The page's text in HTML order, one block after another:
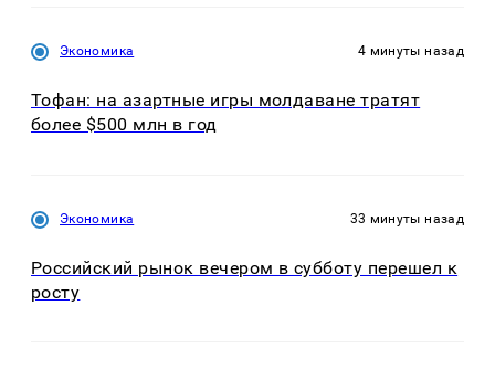
Экономика 4 минуты назад
Тофан: на азартные игры молдаване тратят
более $500 млн в год
Экономика 33 минуты назад
Российский рынок вечером в субботу перешел к
росту